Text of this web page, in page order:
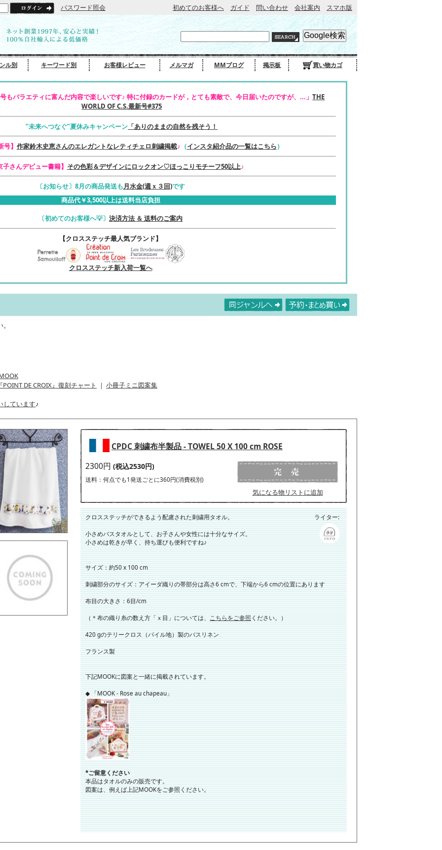
パスワード照会 初めてのお客様へ ガイド 問い合わせ 会社案内 スマホ版
ル別 キーワード別 お客様レビュー メルマガ MMブログ 掲示板 買い物カゴ
もバラエティに富んだ内容で楽しいです♪ 特に付録のカードが，とても素敵で、今日届いたのですが、...」THE
WORLD OF C.S.最新号#375
”未来へつなぐ”夏休みキャンペーン 「ありのままの自然を残そう！
】 作家鈴木史恵さんのエレガントなレティチェロ刺繍掲載♪ （インスタ紹介品の一覧はこちら）
さんデビュー書籍】 その色彩＆デザインにロックオン♡ほっこりモチーフ50以上♪
〔お知らせ〕8月の商品発送も月水金(週ｘ３回)です
商品代￥3,500以上は送料当店負担
〔初めてのお客様へ💡〕 決済方法 ＆ 送料のご案内
【クロスステッチ最人気ブランド】
クロスステッチ新入荷一覧へ
POINT DE CROIX』復刻チャート
｜ 小冊子ミニ図案集
しています♪
CPDC 刺繍布半製品 - TOWEL 50 X 100 cm ROSE
2300円 (税込2530円)
送料：何点でも1発送ごとに360円(消費税別)
気になる物リストに追加
ライター:
クロスステッチができるよう配慮された刺繍用タオル。
小さめバスタオルとして、お子さんや女性には十分なサイズ。
小さめは乾きが早く、持ち運びも便利ですね♪
サイズ：約50 x 100 cm
刺繍部分のサイズ：アイーダ織りの帯部分は高さ6 cmで、下端から6 cmの位置にあります
布目の大きさ：6目/cm
（＊布の織り糸の数え方「ｘ目」については、 こちらをご参照 ください。）
420 gのテリークロス（パイル地）製のバスリネン
フランス製
下記MOOKに図案と一緒に掲載されています。
◆ 「MOOK - Rose au chapeau」
*ご留意ください
本品はタオルのみの販売です。
図案は、例えば上記MOOKをご参照ください。